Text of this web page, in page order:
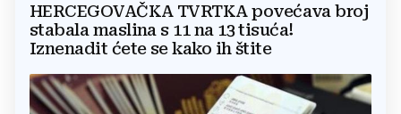
HERCEGOVAČKA TVRTKA povećava broj
stabala maslina s 11 na 13 tisuća!
Iznenadit ćete se kako ih štite